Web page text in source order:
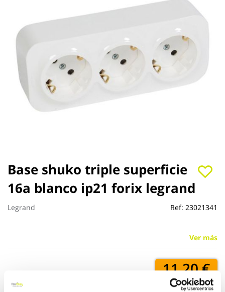
Base shuko triple superficie
16a blanco ip21 forix legrand
Legrand Ref: 23021341
Ver más
11,20 €
imágenes
Saltar
al
comienzo
de
la
galería